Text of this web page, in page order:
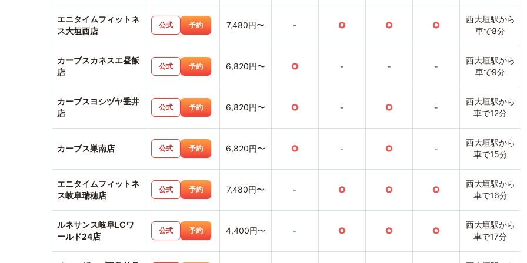
エニタイムフィットネ
ス大垣西店
公式 予約 7,480円〜 - ○ ○ ○
西大垣駅から
車で8分
カーブスカネスエ昼飯
店
公式 予約 6,820円〜 ○ - - -
西大垣駅から
車で9分
カーブスヨシヅヤ垂井
店
公式 予約 6,820円〜 ○ - ○ -
西大垣駅から
車で12分
カーブス巣南店 公式 予約 6,820円〜 ○ - ○ -
西大垣駅から
車で15分
エニタイムフィットネ
ス岐阜瑞穂店
公式 予約 7,480円〜 - ○ ○ ○
西大垣駅から
車で16分
ルネサンス岐阜LCワ
ールド24店
公式 予約 4,400円〜 - ○ ○ ○
西大垣駅から
車で17分